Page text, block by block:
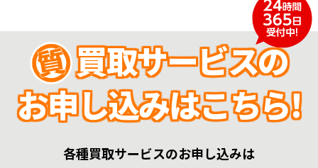
買取サービスの
お申し込みはこちら!
各種買取サービスのお申し込みは